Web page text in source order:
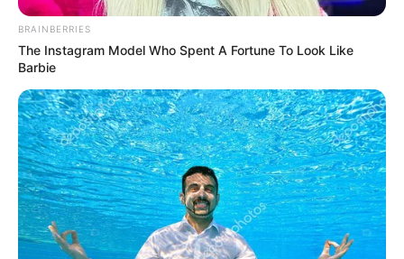
Bogotá: ladrones del 'carro
camioneta en la autopista
ZONA T
¿De verdad estaba
desaparecido o se voló de
Bogotá por cuenta propia?
Las preguntas que deja el
caso de David Acosta
BRAINBERRIES
The Instagram Model Who Spent A Fortune To Look Like
Barbie